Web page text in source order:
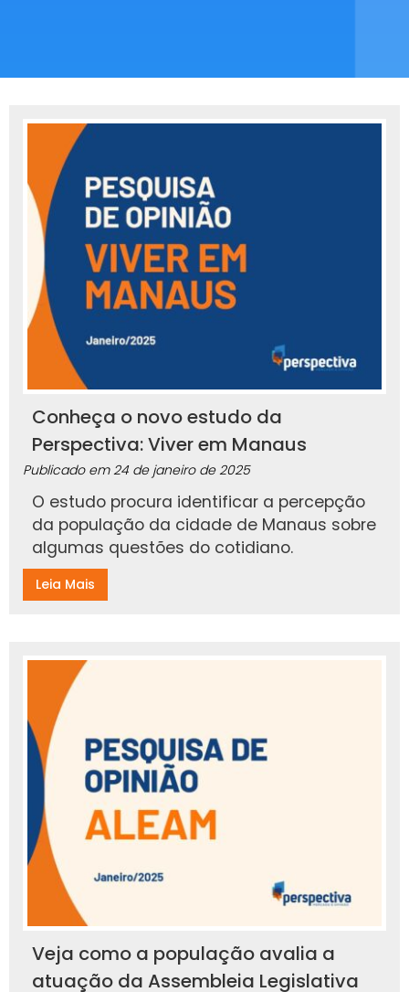
Conheça o novo estudo da
Perspectiva: Viver em Manaus
Publicado em24 de janeiro de 2025
O estudo procura identificar a percepção
da população da cidade de Manaus sobre
algumas questões do cotidiano.
Leia Mais
Veja como a população avalia a
atuação da Assembleia Legislativa